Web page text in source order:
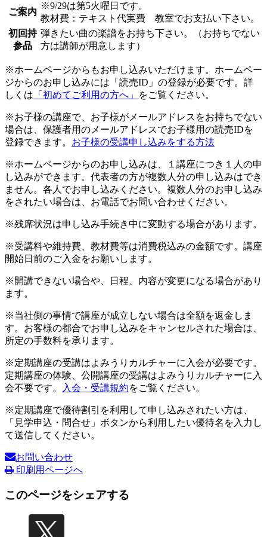
ご案内
※9/29は第5火曜日です。
教材費：テキスト代実費 教室でお支払い下さい。
初回持
参品
弾きたい曲の楽譜をお持ち下さい。（お持ちでない
方は講師が用意します）
※ホームページからもお申し込みいただけます。ホームペー
ジからのお申し込みには「読売ID」の登録が必要です。詳
しくは 「初めてご利用の方へ」 をご覧ください。
※お子様の講座で、お子様がメールアドレスをお持ちでない
場合は、保護者用のメールアドレスでお子様用の読売IDを
登録できます。 お子様の受講申し込みをする方法
※ホームページからのお申し込みは、１講座につき１人の申
し込みができます。代表者の方が複数人分の申し込みはでき
ません。各人でお申し込みください。複数人分のお申し込み
をされたい場合は、お電話でお問い合わせください。
※残席状況は申し込み手続き中に変動する場合があります。
※受講料や維持費、教材費等は消費税込みの金額です。講座
開始日前のご入金をお願いします。
※開講できない場合や、日程、内容が変更になる場合があり
ます。
※当社側の事情で講座が成立しない場合は全額を返金しま
す。お客様の都合でお申し込みをキャンセルされた場合は、
所定の手数料を承ります。
※定期講座の受講はよみうりカルチャーに入会が必要です。
定期講座の体験、公開講座の受講はよみうりカルチャーに入
会不要です。
入会・受講規約をご覧ください。
※定期講座で優待割引を利用して申し込みされたい方は、
「見学申込・問合せ」ボタンから利用したい優待名を入力し
て送信してください。
お問い合わせ
印刷用ページへ
このページをシェアする